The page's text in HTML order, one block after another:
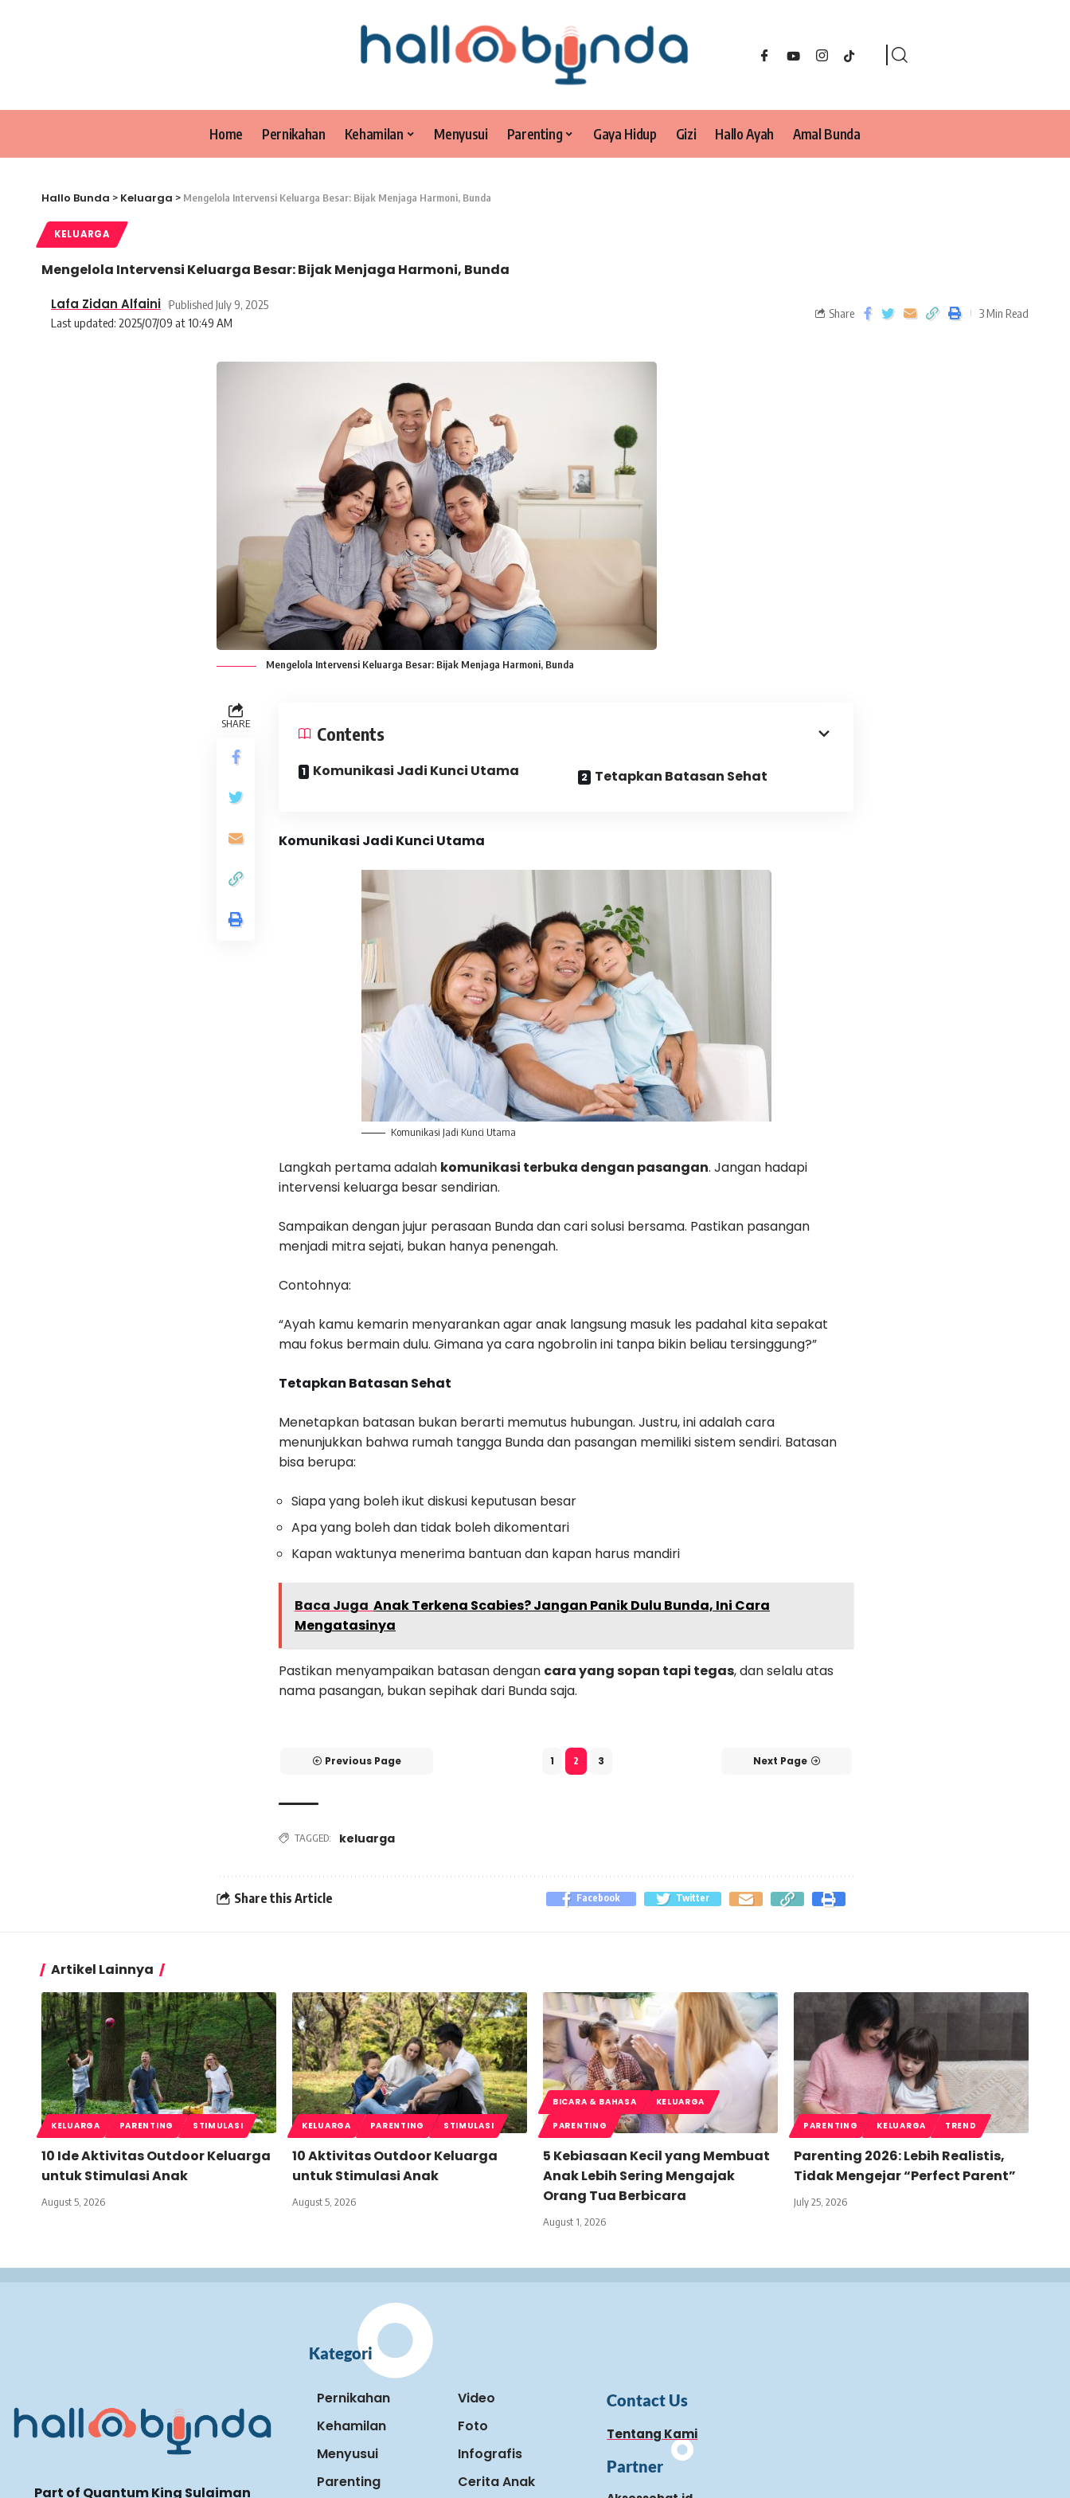
Home Pernikahan Kehamilan Menyusui Parenting Gaya Hidup Gizi Hallo Ayah Amal Bunda
Hallo Bunda > Keluarga > Mengelola Intervensi Keluarga Besar: Bijak Menjaga Harmoni, Bunda
KELUARGA
Mengelola Intervensi Keluarga Besar: Bijak Menjaga Harmoni, Bunda
Last updated: 2025/07/09 at 10:49 AM
Lafa Zidan Alfaini Published July 9, 2025
Share 3 Min Read
Mengelola Intervensi Keluarga Besar: Bijak Menjaga Harmoni, Bunda
SHARE Contents
Komunikasi Jadi Kunci Utama Tetapkan Batasan Sehat
Komunikasi Jadi Kunci Utama
Komunikasi Jadi Kunci Utama
Langkah pertama adalah komunikasi terbuka dengan pasangan. Jangan hadapi
intervensi keluarga besar sendirian.
Sampaikan dengan jujur perasaan Bunda dan cari solusi bersama. Pastikan pasangan
menjadi mitra sejati, bukan hanya penengah.
Contohnya:
“Ayah kamu kemarin menyarankan agar anak langsung masuk les padahal kita sepakat
mau fokus bermain dulu. Gimana ya cara ngobrolin ini tanpa bikin beliau tersinggung?”
Tetapkan Batasan Sehat
Menetapkan batasan bukan berarti memutus hubungan. Justru, ini adalah cara
menunjukkan bahwa rumah tangga Bunda dan pasangan memiliki sistem sendiri. Batasan
bisa berupa:
Siapa yang boleh ikut diskusi keputusan besar
Apa yang boleh dan tidak boleh dikomentari
Kapan waktunya menerima bantuan dan kapan harus mandiri
Baca Juga Anak Terkena Scabies? Jangan Panik Dulu Bunda, Ini Cara
Mengatasinya
Pastikan menyampaikan batasan dengan cara yang sopan tapi tegas, dan selalu atas
nama pasangan, bukan sepihak dari Bunda saja.
Previous Page 1 2 3 Next Page
TAGGED: keluarga
Share this Article Facebook Twitter
Artikel Lainnya
KELUARGA PARENTING STIMULASI
10 Ide Aktivitas Outdoor Keluarga
untuk Stimulasi Anak
August 5, 2026
KELUARGA PARENTING STIMULASI
10 Aktivitas Outdoor Keluarga
untuk Stimulasi Anak
August 5, 2026
BICARA & BAHASA
KELUARGA
PARENTING
5 Kebiasaan Kecil yang Membuat
Anak Lebih Sering Mengajak
Orang Tua Berbicara
August 1, 2026
PARENTING KELUARGA TREND
Parenting 2026: Lebih Realistis,
Tidak Mengejar “Perfect Parent”
July 25, 2026
Part of Quantum King Sulaiman
Kategori
Pernikahan
Kehamilan
Menyusui
Parenting
Video
Foto
Infografis
Cerita Anak
Contact Us
Tentang Kami
Partner